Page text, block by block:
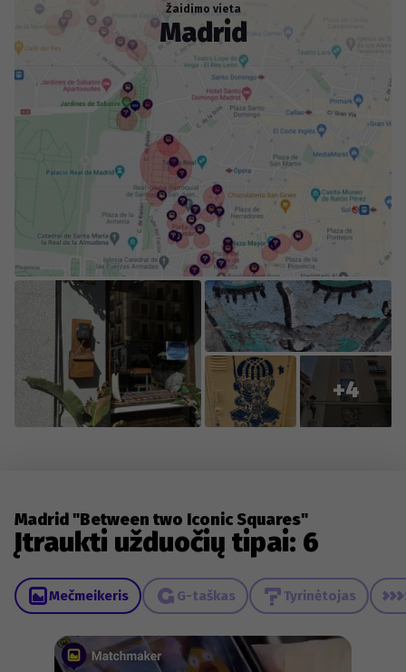
Žaidimo vieta
Madrid
+4
Madrid "Between two Iconic Squares"
Įtraukti užduočių tipai: 6
Mečmeikeris G-taškas Tyrinėtojas